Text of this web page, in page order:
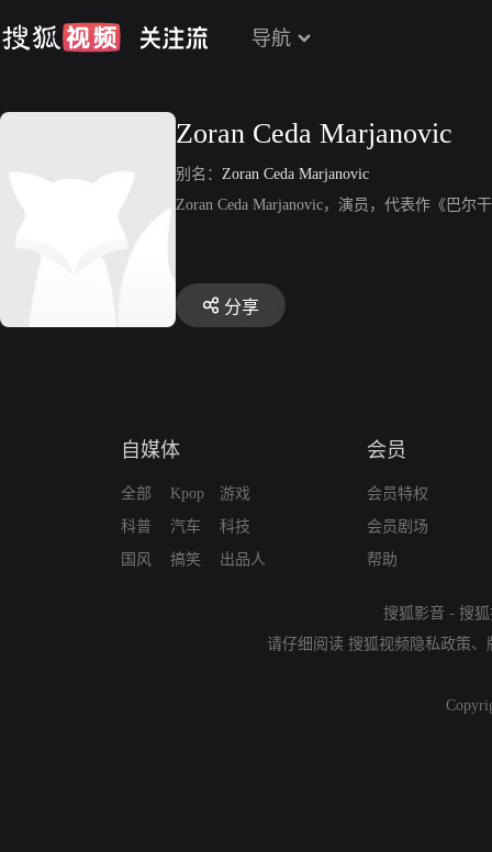
导航
Zoran Ceda Marjanovic
别名： Zoran Ceda Marjanovic
Zoran Ceda Marjanovic，演员，代表作《巴尔
分享
自媒体
全部
科普
国风
Kpop
汽车
搞笑
游戏
科技
出品人
会员
会员特权
会员剧场
帮助
搜狐影音 - 搜
请仔细阅读 搜狐视频隐私政策、